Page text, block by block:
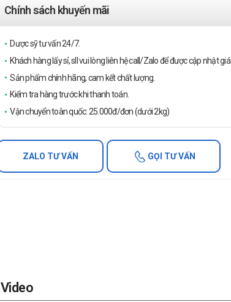
Chính sách khuyến mãi
Dược sỹ tư vấn 24/7.
Khách hàng lấy sỉ, sll vui lòng liên hệ call/Zalo để được cập nhật giá
Sản phẩm chính hãng, cam kết chất lượng.
Kiểm tra hàng trước khi thanh toán.
Vận chuyển toàn quốc: 25.000đ/đơn (dưới 2kg)
ZALO TƯ VẤN GỌI TƯ VẤN
Video